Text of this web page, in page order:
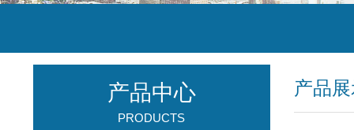
产品
产品中心
PRODUCTS